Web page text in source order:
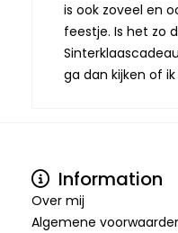
is ook zoveel en
feestje. Is het zo
ga dan kijken of
Information
Over mij
Algemene